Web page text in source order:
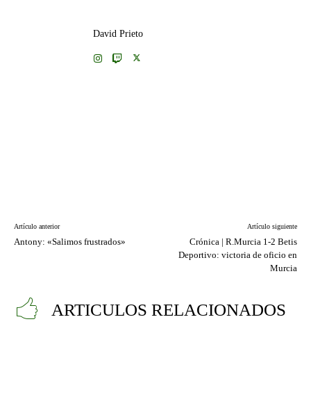
David Prieto
Artículo anterior
Antony: «Salimos frustrados»
Artículo siguiente
Crónica | R.Murcia 1-2 Betis
Deportivo: victoria de oficio en
Murcia
ARTICULOS RELACIONADOS